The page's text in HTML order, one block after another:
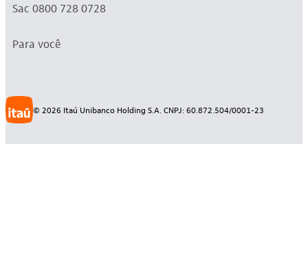
Sac 0800 728 0728
Para você
© 2026 Itaú Unibanco Holding S.A. CNPJ: 60.872.504/0001-23